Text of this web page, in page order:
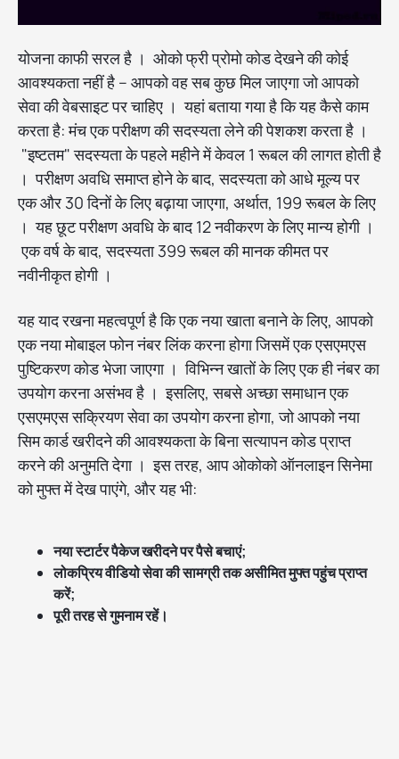
योजना काफी सरल है । ओको फ्री प्रोमो कोड देखने की कोई
आवश्यकता नहीं है – आपको वह सब कुछ मिल जाएगा जो आपको
सेवा की वेबसाइट पर चाहिए । यहां बताया गया है कि यह कैसे काम
करता है: मंच एक परीक्षण की सदस्यता लेने की पेशकश करता है ।
"इष्टतम" सदस्यता के पहले महीने में केवल 1 रूबल की लागत होती है
। परीक्षण अवधि समाप्त होने के बाद, सदस्यता को आधे मूल्य पर
एक और 30 दिनों के लिए बढ़ाया जाएगा, अर्थात, 199 रूबल के लिए
। यह छूट परीक्षण अवधि के बाद 12 नवीकरण के लिए मान्य होगी ।
एक वर्ष के बाद, सदस्यता 399 रूबल की मानक कीमत पर
नवीनीकृत होगी ।
यह याद रखना महत्वपूर्ण है कि एक नया खाता बनाने के लिए, आपको
एक नया मोबाइल फोन नंबर लिंक करना होगा जिसमें एक एसएमएस
पुष्टिकरण कोड भेजा जाएगा । विभिन्न खातों के लिए एक ही नंबर का
उपयोग करना असंभव है । इसलिए, सबसे अच्छा समाधान एक
एसएमएस सक्रियण सेवा का उपयोग करना होगा, जो आपको नया
सिम कार्ड खरीदने की आवश्यकता के बिना सत्यापन कोड प्राप्त
करने की अनुमति देगा । इस तरह, आप ओकोको ऑनलाइन सिनेमा
को मुफ्त में देख पाएंगे, और यह भी:
नया स्टार्टर पैकेज खरीदने पर पैसे बचाएं;
लोकप्रिय वीडियो सेवा की सामग्री तक असीमित मुफ्त पहुंच प्राप्त
करें;
पूरी तरह से गुमनाम रहें।